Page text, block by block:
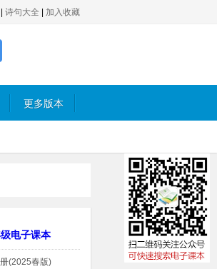
诗句大全 加入收藏
更多版本
电子课本
(2025春版)